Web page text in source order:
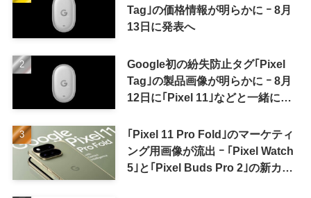
Tag｣の価格情報が明らかに ｰ 8月
13日に発表へ
Google初の紛失防止タグ｢Pixel
Tag｣の製品画像が明らかに ｰ 8月
12日に｢Pixel 11｣などと一緒に発
｢Pixel 11 Pro Fold｣のマーケティ
ング用画像が流出 ｰ ｢Pixel Watch
5｣と｢Pixel Buds Pro 2｣の新カラ